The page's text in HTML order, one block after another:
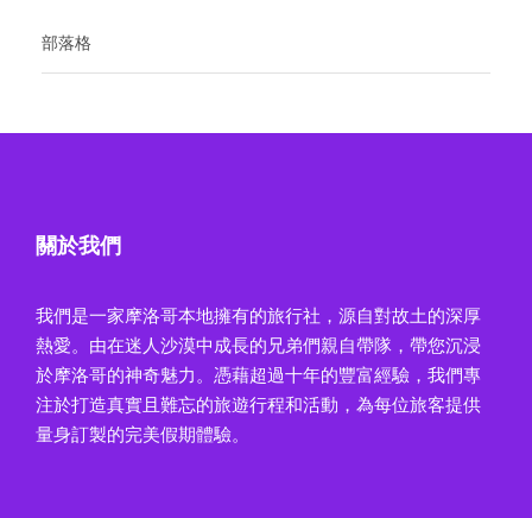
部落格
關於我們
我們是一家摩洛哥本地擁有的旅行社，源自對故土的深厚
熱愛。由在迷人沙漠中成長的兄弟們親自帶隊，帶您沉浸
於摩洛哥的神奇魅力。憑藉超過十年的豐富經驗，我們專
注於打造真實且難忘的旅遊行程和活動，為每位旅客提供
量身訂製的完美假期體驗。